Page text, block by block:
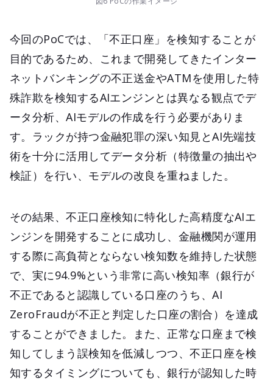
今回のPoCでは、「不正口座」を検知することが
目的であるため、これまで開発してきたインター
ネットバンキングの不正送金やATMを使用した特
殊詐欺を検知するAIエンジンとは異なる観点でデ
ータ分析、AIモデルの作成を行う必要がありま
す。ラックが持つ金融犯罪の深い知見とAI先端技
術を十分に活用してデータ分析（特徴量の抽出や
検証）を行い、モデルの改良を重ねました。
その結果、不正口座検知に特化した高精度なAIエ
ンジンを開発することに成功し、金融機関が運用
する際に高負荷とならない検知数を維持した状態
で、実に94.9%という非常に高い検知率（銀行が
不正であると認識している口座のうち、AI
ZeroFraudが不正と判定した口座の割合）を達成
することができました。また、正常な口座まで検
知してしまう誤検知を低減しつつ、不正口座を検
知するタイミングについても、銀行が認知した時